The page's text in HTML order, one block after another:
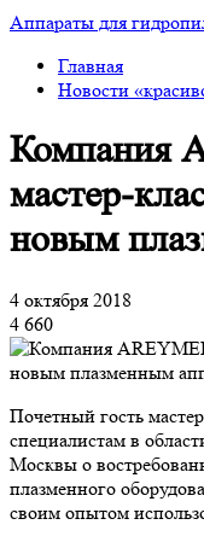
Аппараты для
Главная
Новости
Компания
мастер-
новым
4 октября 2018
4 660
Почетный гость
специалистам в
Москвы о
плазменного
своим опытом